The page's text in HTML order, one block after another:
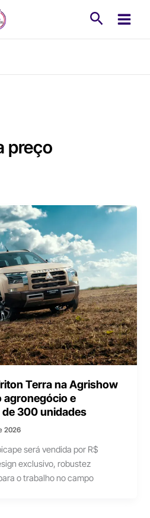
preço
Terra na Agrishow
agronegócio e
300 unidades
2026
será vendida por R$
exclusivo, robustez
o trabalho no campo